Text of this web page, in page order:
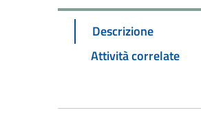
Descrizione
Attività correlate